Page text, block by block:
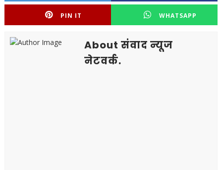
PIN IT WHATSAPP
About संवाद न्यूज
नेटवर्क.